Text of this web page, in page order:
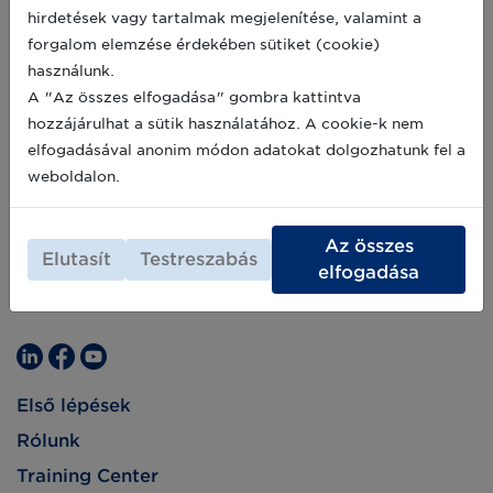
földeken fog tönkremenni. Egy új-zélandi cég
azonban már dolgozik a megoldáson.
2020-06-11
Első lépések
Rólunk
Training Center
hirdetések vagy tartalmak megjelenítése, valamint a
forgalom elemzése érdekében sütiket (cookie)
használunk.
A "Az összes elfogadása" gombra kattintva
hozzájárulhat a sütik használatához. A cookie-k nem
elfogadásával anonim módon adatokat dolgozhatunk fel a
weboldalon.
Elutasít Testreszabás
Az összes
elfogadása